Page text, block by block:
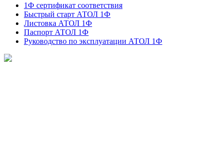
1Ф сертификат соответствия
Быстрый старт АТОЛ 1Ф
Листовка АТОЛ 1Ф
Паспорт АТОЛ 1Ф
Руководство по эксплуатации АТОЛ 1Ф